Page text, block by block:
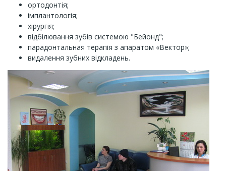
ортодонтія;
імплантологія;
хірургія;
відбілювання зубів системою "Бейонд";
парадонтальная терапія з апаратом «Вектор»;
видалення зубних відкладень.